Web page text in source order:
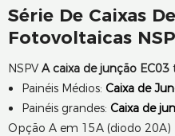
Série De Caixas
Fotovoltaicas
NSPV A caixa de junção EC03
Painéis Médios: Caixa de
Painéis grandes: Caixa de
Opção A em 15A (diodo 20A)